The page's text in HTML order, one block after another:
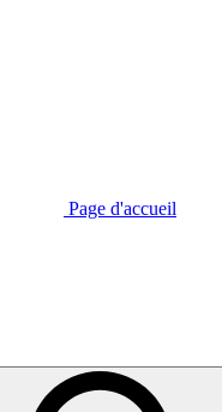
Page d'accueil